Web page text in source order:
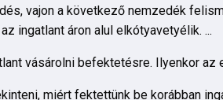
vajon a következő nemzedék
ingatlant áron alul elkótyavetyélik. ...
vásárolni befektetésre. Ilyenkor
miért fektettünk be korábban